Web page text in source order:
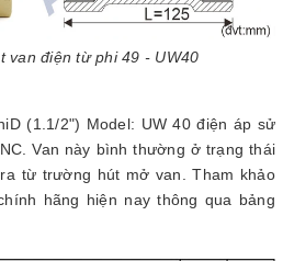
van điện từ phi 49 - UW40
(1.1/2") Model: UW 40 điện áp sử
Van này bình thường ở trạng thái
từ trường hút mở van. Tham khảo
hãng hiện nay thông qua bảng